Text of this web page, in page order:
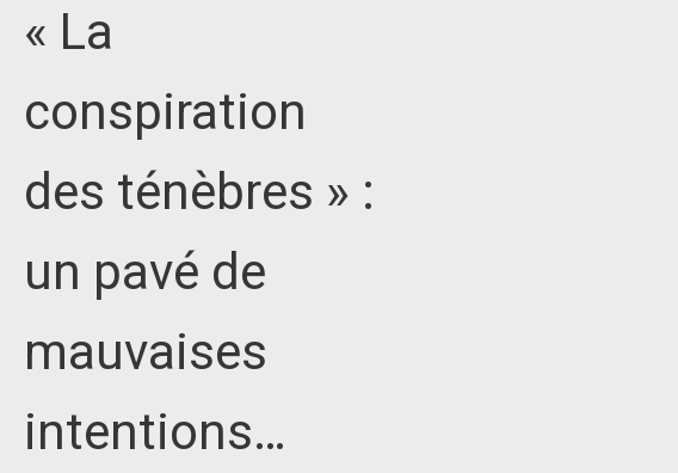
« La
conspiration
des ténèbres » :
un pavé de
mauvaises
intentions…